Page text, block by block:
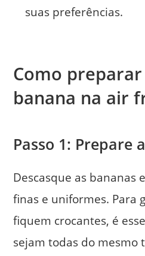
suas preferências.
Como
banana na air
Passo 1: Prepare
Descasque as bananas
finas e uniformes. Para
fiquem crocantes, é
sejam todas do mesmo